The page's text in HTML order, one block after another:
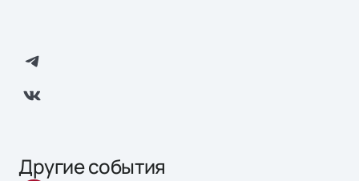
Другие события